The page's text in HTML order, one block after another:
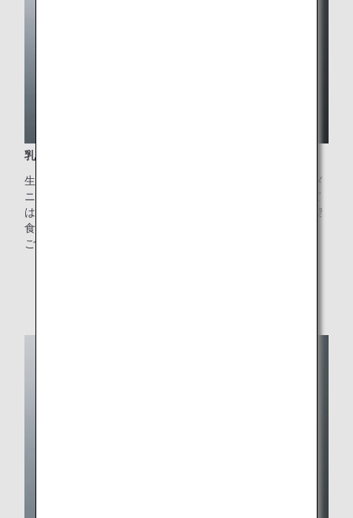
乳幼児向けのお食事（BBML）
生後6カ月から2才未満までのお子様が対象のお食事です。メ
ニュー内容は主に離乳食期のお食事となっており、例として
は瓶詰めのピューレやスープなどをご提供しております。喫
食可否については必ず同伴者の方が確認してください。
ご希望の方は、